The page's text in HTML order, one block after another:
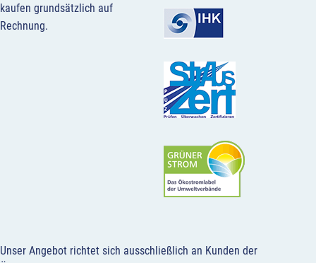
kaufen grundsätzlich auf
Rechnung.
Unser Angebot richtet sich ausschließlich an Kunden der